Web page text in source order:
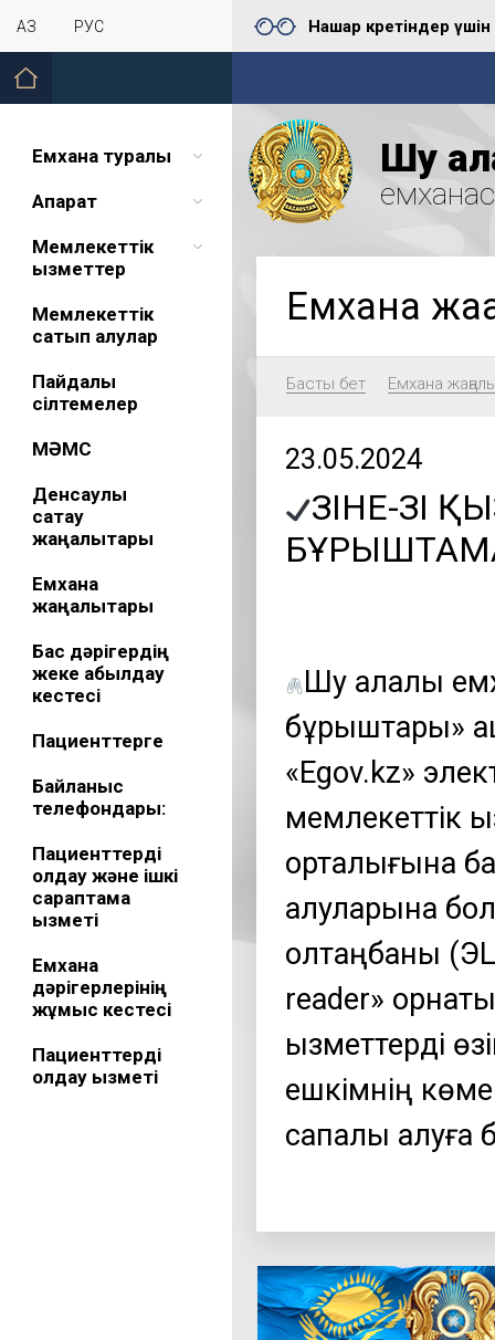
ҚАЗ РУС Нашар көретіндер үшін
Емхана туралы
Ақпарат
Мемлекеттік
қызметтер
Мемлекеттік
сатып алулар
Пайдалы
сілтемелер
МӘМС
Денсаулық
сақтау
жаңалықтары
Емхана
жаңалықтары
Бас дәрігердің
жеке қабылдау
кестесі
Пациенттерге
Байланыс
телефондары:
Пациенттерді
қолдау және ішкі
сараптама
қызметі
Емхана
дәрігерлерінің
жұмыс кестесі
Пациенттерді
қолдау қызметі
Шу
Емхана
Басты бет Емхана
23.05.2024
ӨЗІНЕ-ӨЗІ
Шу қалалық
бұрыштары»
«Egov.kz»
мемлекеттік
орталығына
алуларына
қолтаңбаны
reader»
қызметтерді
ешкімнің
сапалы алуға